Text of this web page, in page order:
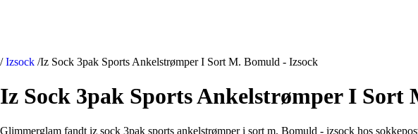
/ Izsock /Iz Sock 3pak Sports Ankelstrømper I Sort M. Bomuld - Izsock
Iz Sock 3pak Sports Ankelstrømper I Sort
Glimmerglam fandt iz sock 3pak sports ankelstrømper i sort m. Bomuld - izsock hos